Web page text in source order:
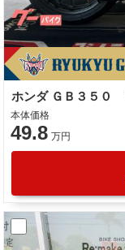
本体価格
49.8 万円